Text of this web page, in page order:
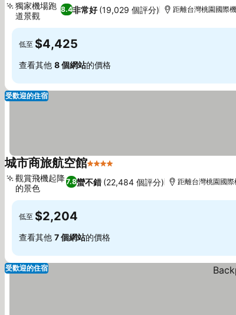
8.4非常好 (19,029 個評分)
獨家機場跑
道景觀
距離台灣桃園國際
低至 $4,425
查看其他 8 個網站的價格
受歡迎的住宿
城市商旅航空館4 星級
7.8蠻不錯 (22,484 個評分)
觀賞飛機起降
的景色
距離台灣桃園國
低至 $2,204
查看其他 7 個網站的價格
受歡迎的住宿